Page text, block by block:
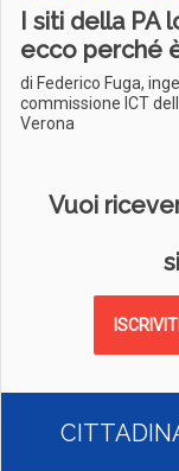
I siti della PA
ecco perché
di Federico Fuga,
commissione ICT
Verona
Vuoi